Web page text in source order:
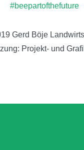
#beepartofthefuture
Gerd Böje
Projekt- und